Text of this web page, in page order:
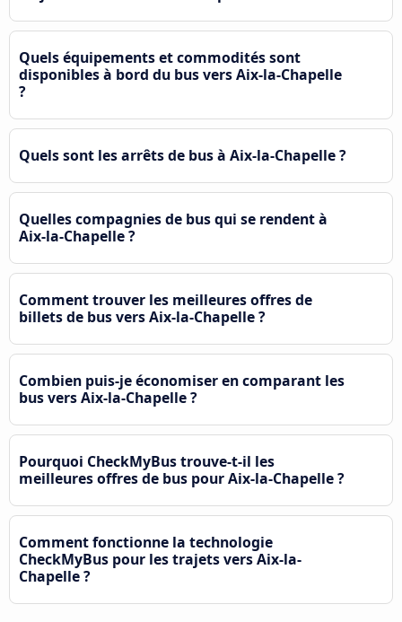
Quels équipements et commodités sont
disponibles à bord du bus vers Aix-la-Chapelle
?
Quels sont les arrêts de bus à Aix-la-Chapelle ?
Quelles compagnies de bus qui se rendent à
Aix-la-Chapelle ?
Comment trouver les meilleures offres de
billets de bus vers Aix-la-Chapelle ?
Combien puis-je économiser en comparant les
bus vers Aix-la-Chapelle ?
Pourquoi CheckMyBus trouve-t-il les
meilleures offres de bus pour Aix-la-Chapelle ?
Comment fonctionne la technologie
CheckMyBus pour les trajets vers Aix-la-
Chapelle ?